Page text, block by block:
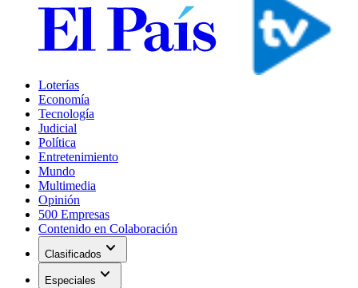
Loterías
Economía
Tecnología
Judicial
Política
Entretenimiento
Mundo
Multimedia
Opinión
500 Empresas
Contenido en Colaboración
Clasificados expand_more
Especiales expand_more